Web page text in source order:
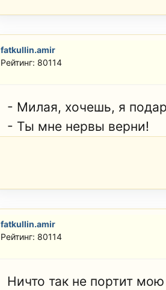
fatkullin.amir
Рейтинг: 80114
- Милая, хочешь, я
- Ты мне нервы верни!
fatkullin.amir
Рейтинг: 80114
Ничто так не портит